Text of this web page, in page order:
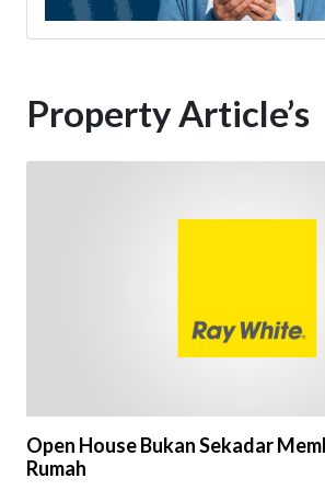
Property Article’s
Open House Bukan Sekadar
Rumah